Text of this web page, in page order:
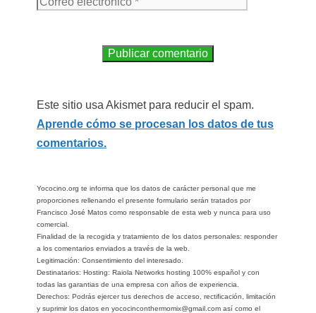
Este sitio usa Akismet para reducir el spam.
Aprende cómo se procesan los datos de tus
comentarios.
Yococino.org te informa que los datos de carácter personal que me
proporciones rellenando el presente formulario serán tratados por
Francisco José Matos como responsable de esta web y nunca para uso
comercial.
Finalidad de la recogida y tratamiento de los datos personales: responder
a los comentarios enviados a través de la web.
Legitimación: Consentimiento del interesado.
Destinatarios: Hosting: Raiola Networks hosting 100% español y con
todas las garantias de una empresa con años de experiencia.
Derechos: Podrás ejercer tus derechos de acceso, rectificación, limitación
y suprimir los datos en yococinconthermomix@gmail.com así como el